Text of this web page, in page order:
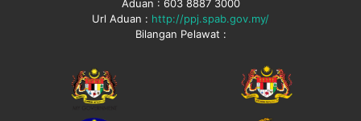
Aduan : 603 8887 3000
Url Aduan : http://ppj.spab.gov.my/
Bilangan Pelawat :